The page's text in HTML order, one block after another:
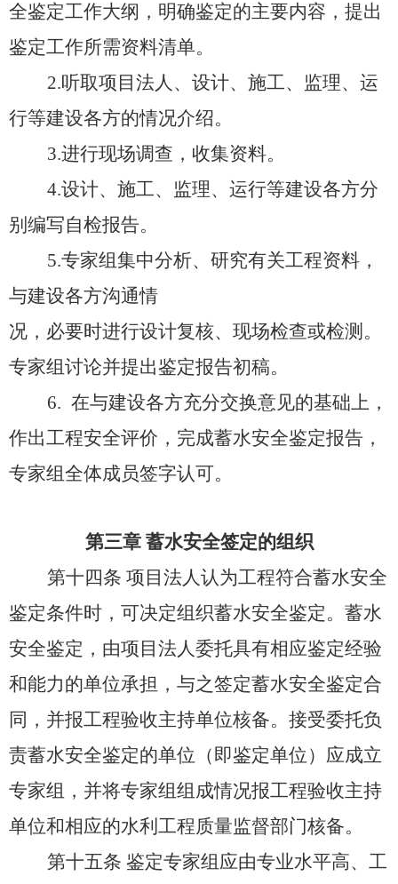
全鉴定工作大纲，明确鉴定的主要内容，提出
鉴定工作所需资料清单。
2.听取项目法人、设计、施工、监理、运
行等建设各方的情况介绍。
3.进行现场调查，收集资料。
4.设计、施工、监理、运行等建设各方分
别编写自检报告。
5.专家组集中分析、研究有关工程资料，
与建设各方沟通情
况，必要时进行设计复核、现场检查或检测。
专家组讨论并提出鉴定报告初稿。
6. 在与建设各方充分交换意见的基础上，
作出工程安全评价，完成蓄水安全鉴定报告，
专家组全体成员签字认可。
第三章 蓄水安全签定的组织
第十四条 项目法人认为工程符合蓄水安全
鉴定条件时，可决定组织蓄水安全鉴定。蓄水
安全鉴定，由项目法人委托具有相应鉴定经验
和能力的单位承担，与之签定蓄水安全鉴定合
同，并报工程验收主持单位核备。接受委托负
责蓄水安全鉴定的单位（即鉴定单位）应成立
专家组，并将专家组组成情况报工程验收主持
单位和相应的水利工程质量监督部门核备。
第十五条 鉴定专家组应由专业水平高、工